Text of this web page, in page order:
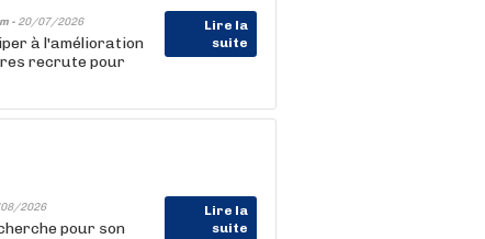
- 20/07/2026
Lire la
suite
à l'amélioration
recrute pour
2026
Lire la
suite
pour son